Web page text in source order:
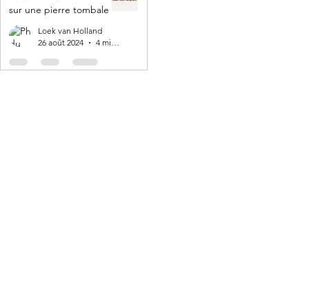
sur une pierre tombale
Loek van Holland
26 août 2024
4 min de lecture